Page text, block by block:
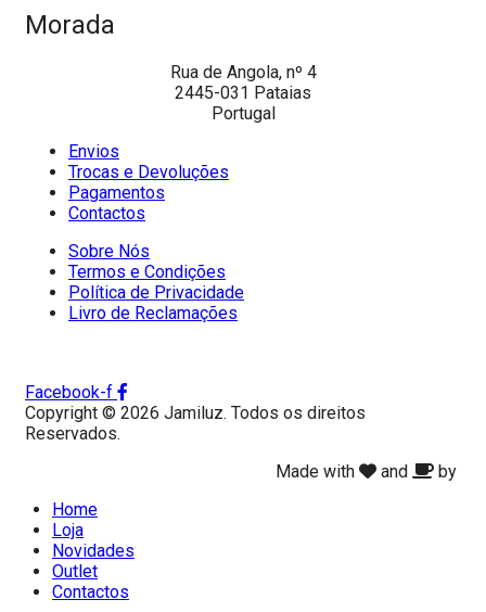
Morada
Rua de Angola, nº 4
2445-031 Pataias
Portugal
Envios
Trocas e Devoluções
Pagamentos
Contactos
Sobre Nós
Termos e Condições
Política de Privacidade
Livro de Reclamações
Facebook-f
Copyright © 2026 Jamiluz. Todos os direitos
Reservados.
Made with
and
by
Home
Loja
Novidades
Outlet
Contactos